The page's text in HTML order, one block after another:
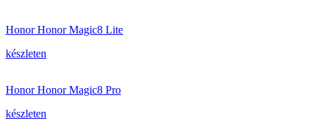
Honor Honor Magic8 Lite
készleten
Honor Honor Magic8 Pro
készleten